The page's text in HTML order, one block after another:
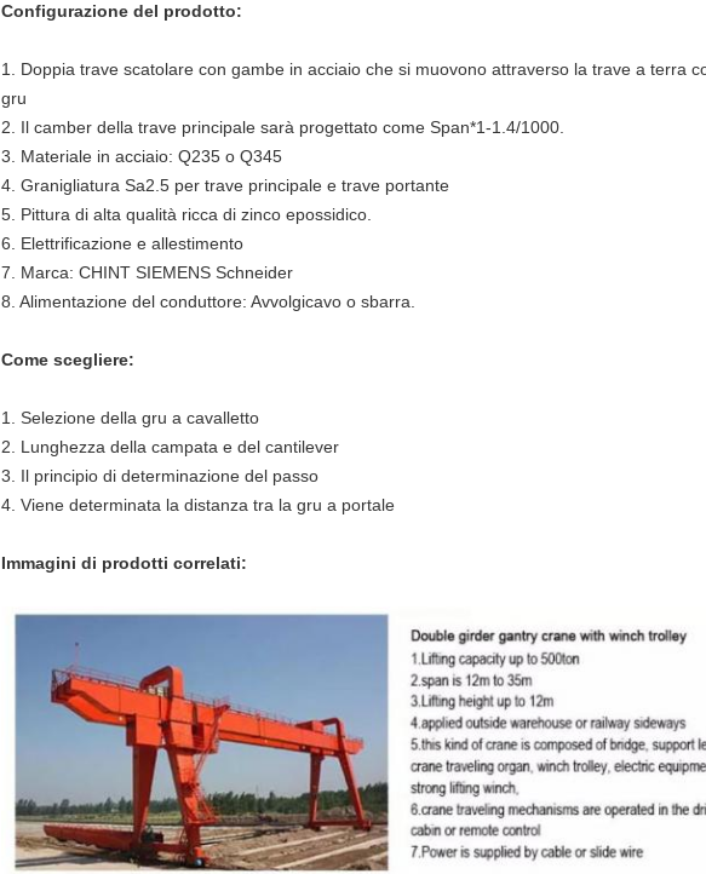
Configurazione del prodotto:
1. Doppia trave scatolare con gambe in acciaio che si muovono attraverso la trave a terra
gru
2. Il camber della trave principale sarà progettato come Span*1-1.4/1000.
3. Materiale in acciaio: Q235 o Q345
4. Granigliatura Sa2.5 per trave principale e trave portante
5. Pittura di alta qualità ricca di zinco epossidico.
6. Elettrificazione e allestimento
7. Marca: CHINT SIEMENS Schneider
8. Alimentazione del conduttore: Avvolgicavo o sbarra.
Come scegliere:
1. Selezione della gru a cavalletto
2. Lunghezza della campata e del cantilever
3. Il principio di determinazione del passo
4. Viene determinata la distanza tra la gru a portale
Immagini di prodotti correlati: